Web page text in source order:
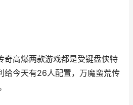
奇高爆两款游戏都是受键盘侠特
给今天有26人配置，万魔蛮荒传